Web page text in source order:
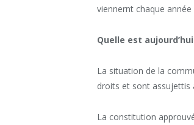
viennernt chaque
Quelle est
La situation de la
droits et sont assujettis
La constitution